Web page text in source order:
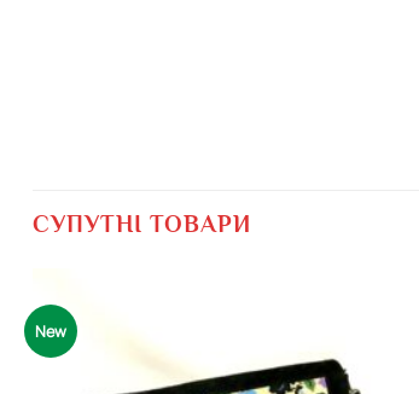
СУПУТНІ ТОВАРИ
New
вибране